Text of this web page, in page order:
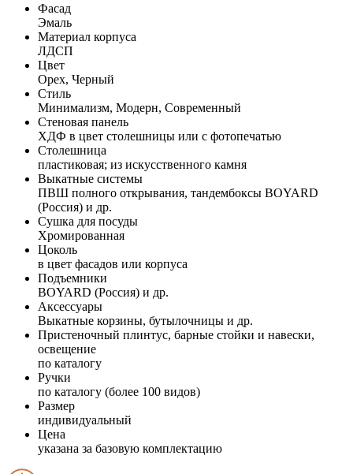
Фасад
Эмаль
Материал корпуса
ЛДСП
Цвет
Орех, Черный
Стиль
Минимализм, Модерн, Современный
Стеновая панель
ХДФ в цвет столешницы или с фотопечатью
Столешница
пластиковая; из искусственного камня
Выкатные системы
ПВШ полного открывания, тандембоксы BOYARD
(Россия) и др.
Сушка для посуды
Хромированная
Цоколь
в цвет фасадов или корпуса
Подъемники
BOYARD (Россия) и др.
Аксессуары
Выкатные корзины, бутылочницы и др.
Пристеночный плинтус, барные стойки и навески,
освещение
по каталогу
Ручки
по каталогу (более 100 видов)
Размер
индивидуальный
Цена
указана за базовую комплектацию